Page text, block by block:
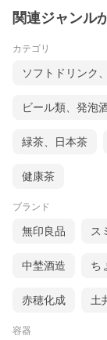
関連ジャンル
カテゴリ
ソフトドリンク
ビール類、発泡
緑茶、日本茶
健康茶
ブランド
無印良品 ス
中埜酒造 ち
赤穂化成 土
容器